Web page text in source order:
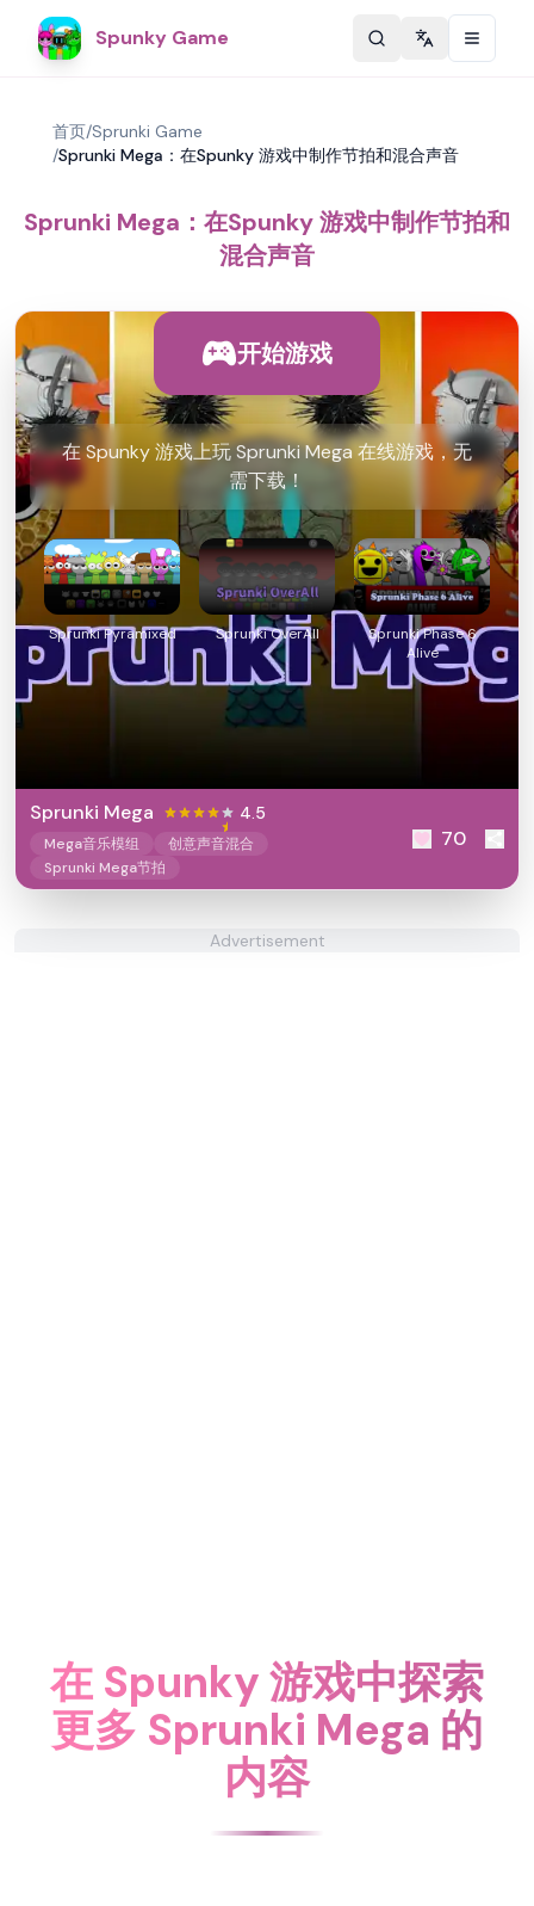
Spunky Game Change
首页/Sprunki Game
/Sprunki Mega：在Spunky 游戏中制作节拍和混合声音
Sprunki Mega：在Spunky 游戏中制作节拍和
混合声音
开始游戏
在 Spunky 游戏上玩 Sprunki Mega 在线游戏，无
需下载！
Sprunki Pyramixed Sprunki OverAll
Sprunki Phase 6
Alive
Sprunki Mega 4.5
Mega音乐模组
创意声音混合
Sprunki Mega节拍
70
Advertisement
在 Spunky 游戏中探索
更多 Sprunki Mega 的
内容